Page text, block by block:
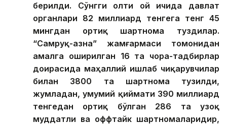
берилди. Сўнгги олти ой ичида давлат
органлари 82 миллиард тенгега тенг 45
мингдан ортиқ шартнома туздилар.
“Самруқ-Қазна” жамғармаси томонидан
амалга оширилган 16 та чора-тадбирлар
доирасида маҳаллий ишлаб чиқарувчилар
билан 3800 та шартнома тузилди,
жумладан, умумий қиймати 390 миллиард
тенгедан ортиқ бўлган 286 та узоқ
муддатли ва оффтайк шартномаларидир,